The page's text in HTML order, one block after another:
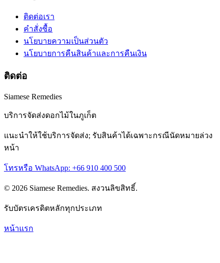
ติดต่อเรา
คำสั่งซื้อ
นโยบายความเป็นส่วนตัว
นโยบายการคืนสินค้าและการคืนเงิน
ติดต่อ
Siamese Remedies
บริการจัดส่งดอกไม้ในภูเก็ต
แนะนำให้ใช้บริการจัดส่ง; รับสินค้าได้เฉพาะกรณีนัดหมายล่วง
หน้า
โทรหรือ WhatsApp: +66 910 400 500
© 2026 Siamese Remedies. สงวนลิขสิทธิ์.
รับบัตรเครดิตหลักทุกประเภท
หน้าแรก